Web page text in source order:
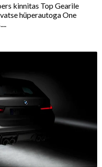
kinnitas Top Gearile
hüperautoga One